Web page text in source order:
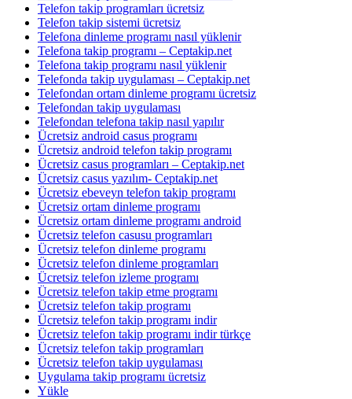
Telefon takip programları ücretsiz
Telefon takip sistemi ücretsiz
Telefona dinleme programı nasıl yüklenir
Telefona takip programı – Ceptakip.net
Telefona takip programı nasıl yüklenir
Telefonda takip uygulaması – Ceptakip.net
Telefondan ortam dinleme programı ücretsiz
Telefondan takip uygulaması
Telefondan telefona takip nasıl yapılır
Ücretsiz android casus programı
Ücretsiz android telefon takip programı
Ücretsiz casus programları – Ceptakip.net
Ücretsiz casus yazılım- Ceptakip.net
Ücretsiz ebeveyn telefon takip programı
Ücretsiz ortam dinleme programı
Ücretsiz ortam dinleme programı android
Ücretsiz telefon casusu programları
Ücretsiz telefon dinleme programı
Ücretsiz telefon dinleme programları
Ücretsiz telefon izleme programı
Ücretsiz telefon takip etme programı
Ücretsiz telefon takip programı
Ücretsiz telefon takip programı indir
Ücretsiz telefon takip programı indir türkçe
Ücretsiz telefon takip programları
Ücretsiz telefon takip uygulaması
Uygulama takip programı ücretsiz
Yükle